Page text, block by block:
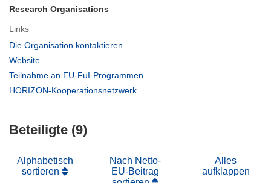
Research Organisations
Links
Die Organisation kontaktieren
Website
in
neuem
Fenster)
Teilnahme an EU-FuI-Programmen
HORIZON-Kooperationsnetzwerk
Beteiligte (9)
Alphabetisch
sortieren
Nach Netto-
EU-Beitrag
Alles
aufklappen